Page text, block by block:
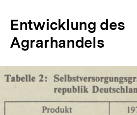
Entwicklung des
Agrarhandels